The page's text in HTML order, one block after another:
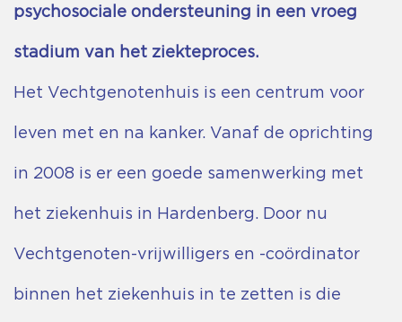
psychosociale ondersteuning in een vroeg
stadium van het ziekteproces.
Het Vechtgenotenhuis is een centrum voor
leven met en na kanker. Vanaf de oprichting
in 2008 is er een goede samenwerking met
het ziekenhuis in Hardenberg. Door nu
Vechtgenoten-vrijwilligers en -coördinator
binnen het ziekenhuis in te zetten is die